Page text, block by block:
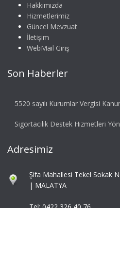
Hakkımızda
Hizmetlerimiz
Güncel Mevzuat
İletişim
WebMail Giriş
Son Haberler
5520 sayılı Kurumlar Vergisi
Sigortacılık Destek Hizmetleri
Adresimiz
Şifa Mahallesi Tekel Sokak
| MALATYA
Tel: 0422 326 40 76